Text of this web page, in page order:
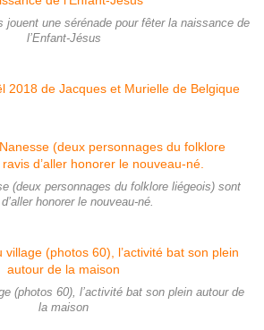
jouent une sérénade pour fêter la naissance de
l’Enfant-Jésus
(deux personnages du folklore liégeois) sont
honorer le nouveau-né.
(photos 60), l’activité bat son plein autour de
la maison